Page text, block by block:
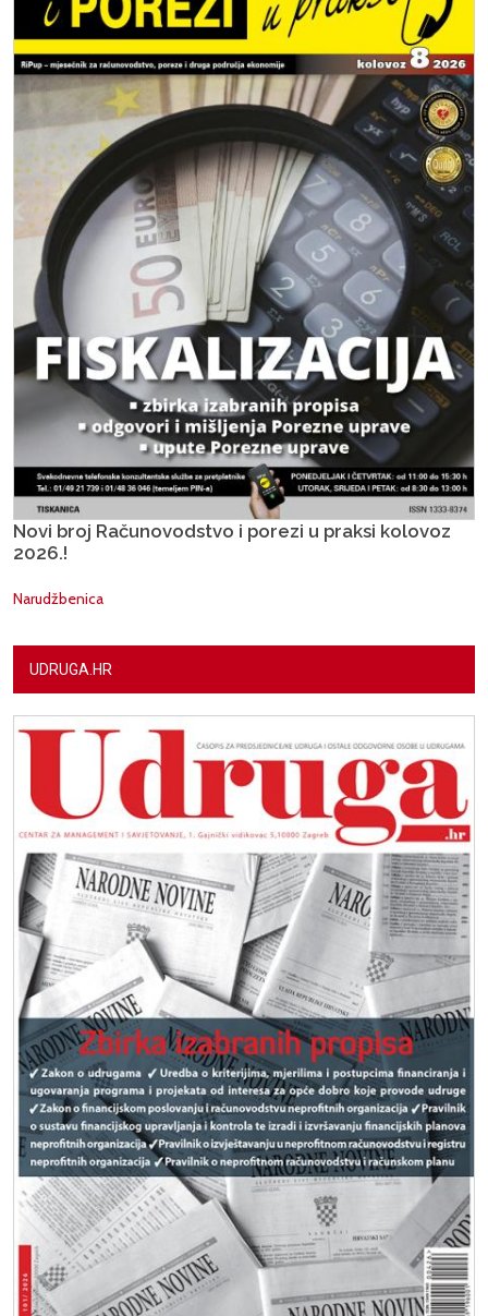
Novi broj Računovodstvo i porezi u praksi kolovoz
2026.!
Narudžbenica
UDRUGA.HR